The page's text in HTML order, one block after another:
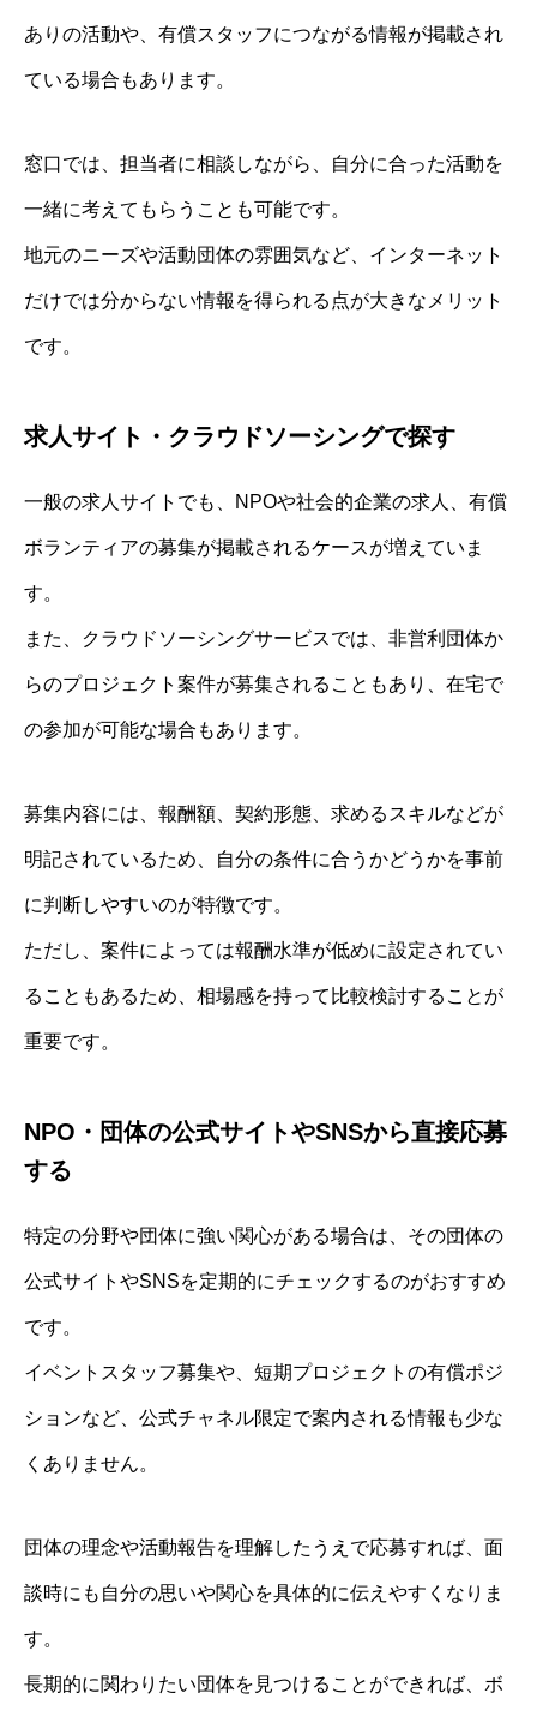
ありの活動や、有償スタッフにつながる情報が掲載され
ている場合もあります。
窓口では、担当者に相談しながら、自分に合った活動を
一緒に考えてもらうことも可能です。
地元のニーズや活動団体の雰囲気など、インターネット
だけでは分からない情報を得られる点が大きなメリット
です。
求人サイト・クラウドソーシングで探す
一般の求人サイトでも、NPOや社会的企業の求人、有償
ボランティアの募集が掲載されるケースが増えていま
す。
また、クラウドソーシングサービスでは、非営利団体か
らのプロジェクト案件が募集されることもあり、在宅で
の参加が可能な場合もあります。
募集内容には、報酬額、契約形態、求めるスキルなどが
明記されているため、自分の条件に合うかどうかを事前
に判断しやすいのが特徴です。
ただし、案件によっては報酬水準が低めに設定されてい
ることもあるため、相場感を持って比較検討することが
重要です。
NPO・団体の公式サイトやSNSから直接応募
する
特定の分野や団体に強い関心がある場合は、その団体の
公式サイトやSNSを定期的にチェックするのがおすすめ
です。
イベントスタッフ募集や、短期プロジェクトの有償ポジ
ションなど、公式チャネル限定で案内される情報も少な
くありません。
団体の理念や活動報告を理解したうえで応募すれば、面
談時にも自分の思いや関心を具体的に伝えやすくなりま
す。
長期的に関わりたい団体を見つけることができれば、ボ